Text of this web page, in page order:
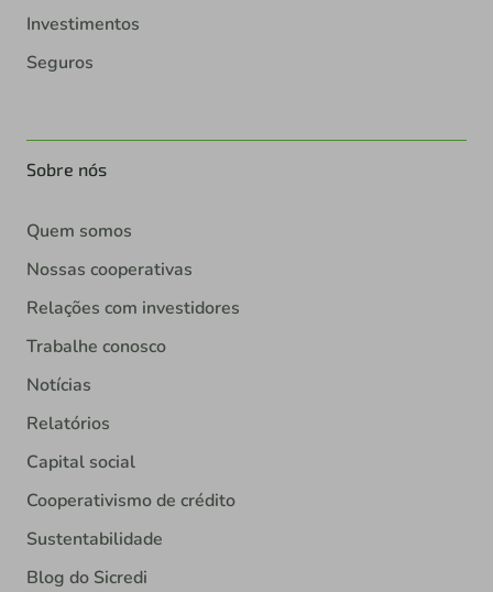
Investimentos
Seguros
Sobre nós
Quem somos
Nossas cooperativas
Relações com investidores
Trabalhe conosco
Notícias
Relatórios
Capital social
Cooperativismo de crédito
Sustentabilidade
Blog do Sicredi